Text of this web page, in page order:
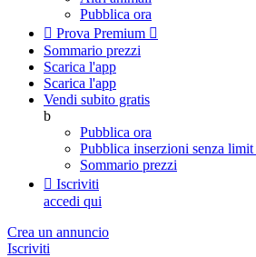
Pubblica ora
 Prova Premium 
Sommario prezzi
Scarica l'app
Scarica l'app
Vendi subito gratis
b
Pubblica ora
Pubblica inserzioni senza limit
Sommario prezzi
 Iscriviti
accedi qui
Crea un annuncio
Iscriviti